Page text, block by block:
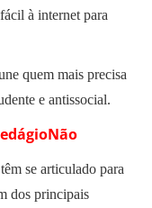
à internet para
quem mais precisa
e antissocial.
se articulado para
dos principais